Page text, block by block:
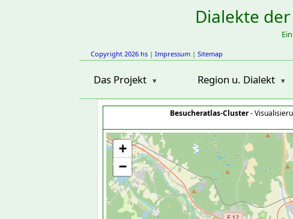
Dialekte
Copyright 2026 hs | Impressum | Sitemap
Das Projekt Region u. Dialekt
Besucheratlas-Cluster-
+
−